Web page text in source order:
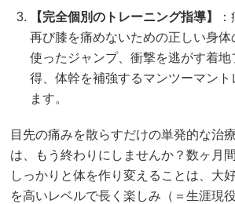
【完全個別のトレーニング指導】
再び膝を痛めないための正しい身
使ったジャンプ、衝撃を逃がす着地
得、体幹を補強するマンツーマン
ます。
目先の痛みを散らすだけの単発的な治
は、もう終わりにしませんか？数ヶ月
しっかりと体を作り変えることは、大
を高いレベルで長く楽しみ（＝生涯現